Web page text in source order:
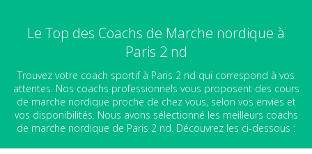
Le Top des Coachs de Marche nordique à
Paris 2 nd
Trouvez votre coach sportif à Paris 2 nd qui correspond à vos
attentes. Nos coachs professionnels vous proposent des cours
de marche nordique proche de chez vous, selon vos envies et
vos disponibilités. Nous avons sélectionné les meilleurs coachs
de marche nordique de Paris 2 nd. Découvrez les ci-dessous :